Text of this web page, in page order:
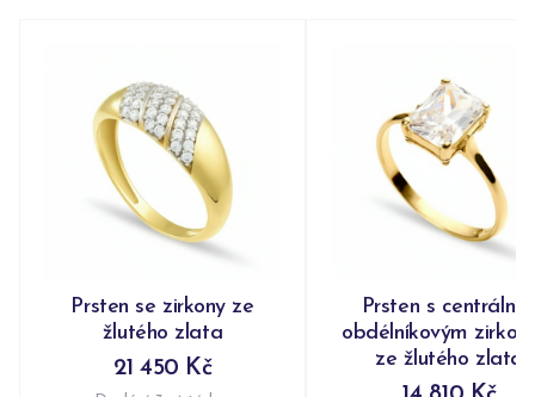
Prsten se zirkony ze
žlutého zlata
21 450 Kč
Prsten s
obdélníkovým
ze žlutého zlata